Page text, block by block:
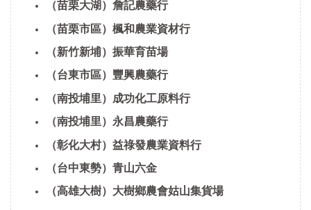
（苗栗大湖）詹記農藥行
（苗栗市區）楓和農業資材行
（新竹新埔）振華育苗場
（台東市區）豐興農藥行
（南投埔里）成功化工原料行
（南投埔里）永昌農藥行
（彰化大村）益祿發農業資料行
（台中東勢）青山六金
（高雄大樹）大樹鄉農會姑山集貨場